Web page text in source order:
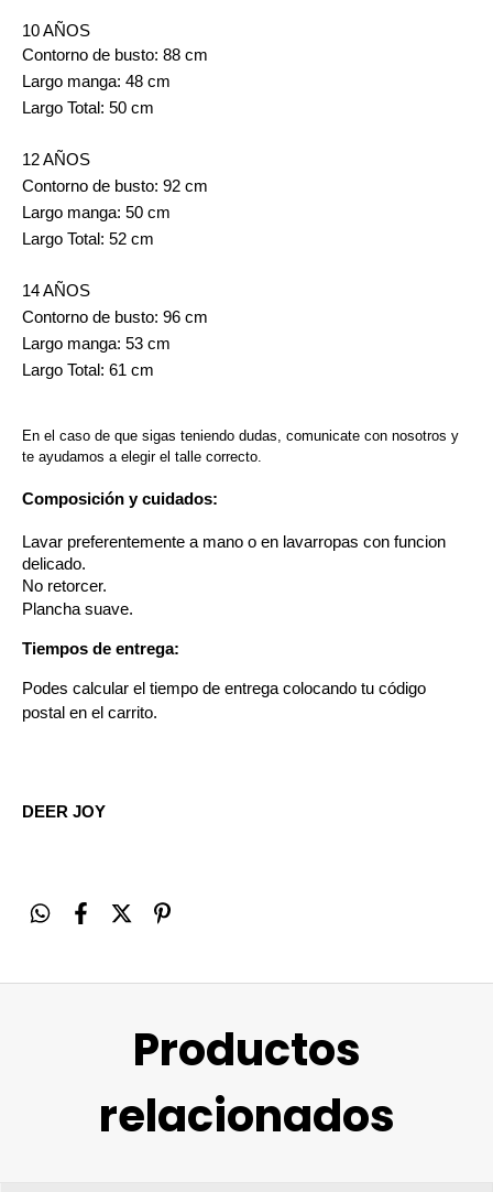
10 AÑOS
Contorno de busto: 88 cm
Largo manga: 48 cm
Largo Total: 50 cm
12 AÑOS
Contorno de busto: 92 cm
Largo manga: 50 cm
Largo Total: 52 cm
14 AÑOS
Contorno de busto: 96 cm
Largo manga: 53 cm
Largo Total: 61 cm
En el caso de que sigas teniendo dudas, comunicate con nosotros y
te ayudamos a elegir el talle correcto.
Composición y cuidados:
Lavar preferentemente a mano o en lavarropas con funcion
delicado.
No retorcer.
Plancha suave.
Tiempos de entrega:
Podes calcular el tiempo de entrega colocando tu código
postal en el carrito.
DEER JOY
Productos
relacionados